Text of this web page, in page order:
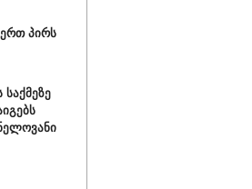
პირს